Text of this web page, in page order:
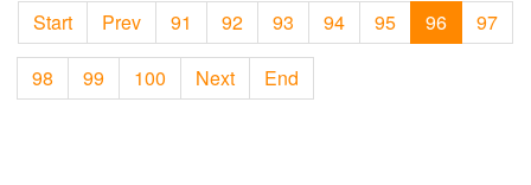
Start Prev 91 92 93 94 95 96 97
98 99 100 Next End